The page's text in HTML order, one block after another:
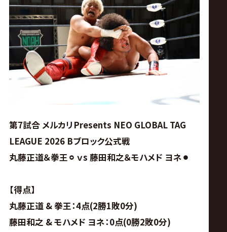
第7試合 メルカリPresents NEO GLOBAL TAG
LEAGUE 2026 Bブロック公式戦
丸藤正道＆拳王⚪︎ ｖs 藤田和之＆モハメド ヨネ⚫︎
【得点】
丸藤正道 & 拳王：4点(2勝1敗0分)
藤田和之 & モハメド ヨネ：0点(0勝2敗0分)